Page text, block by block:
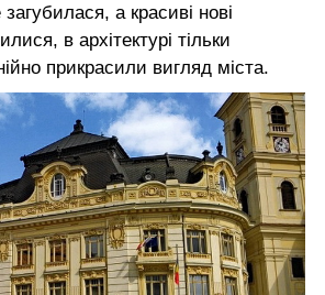
а красиві нові
в архітектурі тільки
прикрасили вигляд міста.